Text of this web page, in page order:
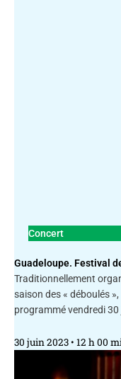
Concert
Guadeloupe. Festival
Traditionnellement
saison des « déboulés
programmé vendredi
30 juin 2023 12 h 00